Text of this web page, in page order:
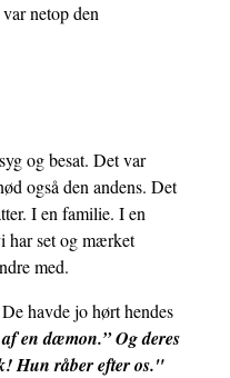
netop den
og besat. Det var
også den andens. Det
I en familie. I en
har set og mærket
med.
havde jo hørt hendes
en dæmon.” Og deres
Hun råber efter os."